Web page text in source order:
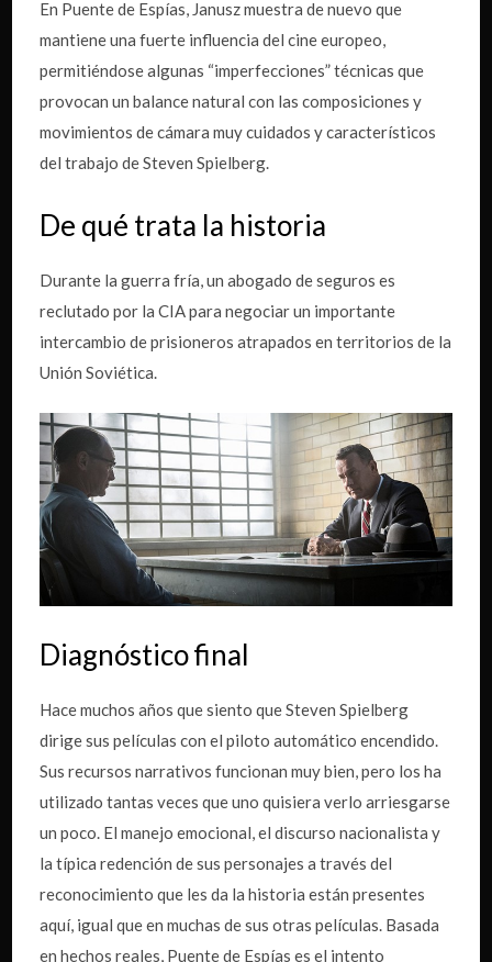
En Puente de Espías, Janusz muestra de nuevo que
mantiene una fuerte influencia del cine europeo,
permitiéndose algunas “imperfecciones” técnicas que
provocan un balance natural con las composiciones y
movimientos de cámara muy cuidados y característicos
del trabajo de Steven Spielberg.
De qué trata la historia
Durante la guerra fría, un abogado de seguros es
reclutado por la CIA para negociar un importante
intercambio de prisioneros atrapados en territorios de la
Unión Soviética.
Diagnóstico final
Hace muchos años que siento que Steven Spielberg
dirige sus películas con el piloto automático encendido.
Sus recursos narrativos funcionan muy bien, pero los ha
utilizado tantas veces que uno quisiera verlo arriesgarse
un poco. El manejo emocional, el discurso nacionalista y
la típica redención de sus personajes a través del
reconocimiento que les da la historia están presentes
aquí, igual que en muchas de sus otras películas. Basada
en hechos reales, Puente de Espías es el intento